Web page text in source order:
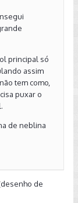
principal só
assim
tem como,
puxar o
de neblina
de